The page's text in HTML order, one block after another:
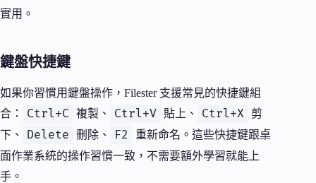
實用。
鍵盤快捷鍵
如果你習慣用鍵盤操作，Filester 支援常見的快捷鍵組
合：
Ctrl+C 複製、 Ctrl+V 貼上、 Ctrl+X
剪
下、
Delete 刪除、 F2
重新命名。這些快捷鍵跟桌
面作業系統的操作習慣一致，不需要額外學習就能上
手。